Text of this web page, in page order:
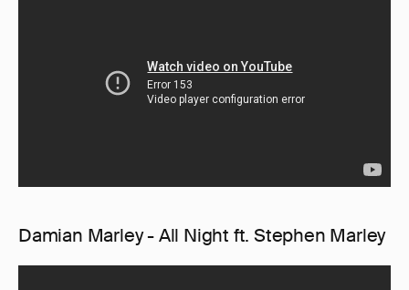
Damian Marley - All Night ft. Stephen Marley